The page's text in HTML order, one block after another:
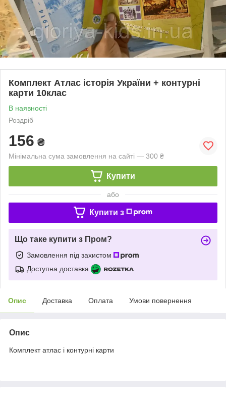
Комплект Атлас історія України + контурні
карти 10клас
В наявності
Роздріб
156 ₴
Мінімальна сума замовлення на сайті — 300 ₴
Купити
або
Купити з
Що таке купити з Пром?
Замовлення під захистом
Доступна доставка
Опис Доставка Оплата Умови повернення
Опис
Комплект атлас і контурні карти